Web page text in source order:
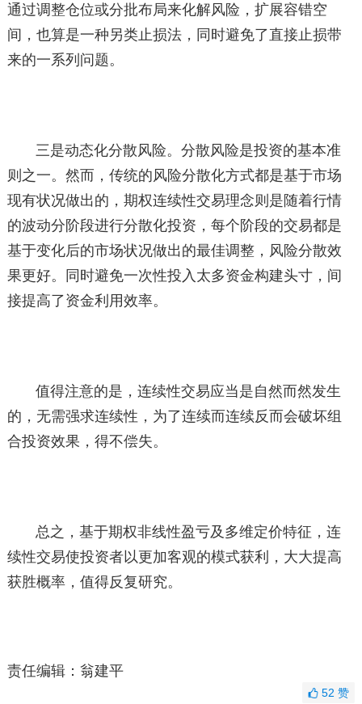
通过调整仓位或分批布局来化解风险，扩展容错空
间，也算是一种另类止损法，同时避免了直接止损带
来的一系列问题。
三是动态化分散风险。分散风险是投资的基本准
则之一。然而，传统的风险分散化方式都是基于市场
现有状况做出的，期权连续性交易理念则是随着行情
的波动分阶段进行分散化投资，每个阶段的交易都是
基于变化后的市场状况做出的最佳调整，风险分散效
果更好。同时避免一次性投入太多资金构建头寸，间
接提高了资金利用效率。
值得注意的是，连续性交易应当是自然而然发生
的，无需强求连续性，为了连续而连续反而会破坏组
合投资效果，得不偿失。
总之，基于期权非线性盈亏及多维定价特征，连
续性交易使投资者以更加客观的模式获利，大大提高
获胜概率，值得反复研究。
责任编辑：翁建平
52赞